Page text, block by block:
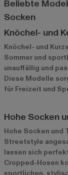
Beliebte
Socken
Knöchel- und
Knöchel- und
Sommer und
unauffällig und
Diese Modelle
für Freizeit und
Hohe Socken
Hohe Socken und
Streetstyle
lassen sich
Cropped-Hosen